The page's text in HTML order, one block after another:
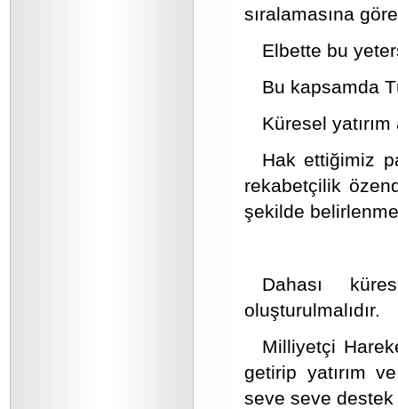
sıralamasına
Elbette bu
Bu kapsamda
Küresel
Hak ettiğimiz
rekabetçilik
şekilde
Dahası
oluşturulmalıdır.
Milliyetçi
getirip yatırım
seve seve